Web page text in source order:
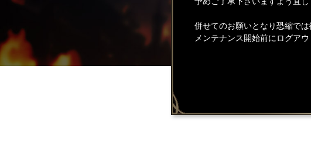
併せてのお願いとなり恐縮で
メンテナンス開始前にログア